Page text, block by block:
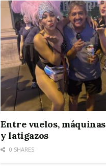
Entre vuelos, máquinas
y latigazos
0 SHARES